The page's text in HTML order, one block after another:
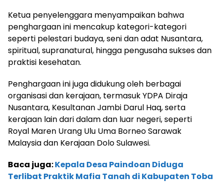
Ketua penyelenggara menyampaikan bahwa
penghargaan ini mencakup kategori-kategori
seperti pelestari budaya, seni dan adat Nusantara,
spiritual, supranatural, hingga pengusaha sukses dan
praktisi kesehatan.
Penghargaan ini juga didukung oleh berbagai
organisasi dan kerajaan, termasuk YDPA Diraja
Nusantara, Kesultanan Jambi Darul Haq, serta
kerajaan lain dari dalam dan luar negeri, seperti
Royal Maren Urang Ulu Uma Borneo Sarawak
Malaysia dan Kerajaan Dolo Sulawesi.
Baca juga:Kepala Desa Paindoan Diduga
Terlibat Praktik Mafia Tanah di Kabupaten Toba